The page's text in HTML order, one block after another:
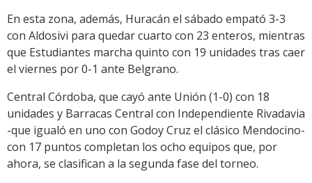
En esta zona, además, Huracán el sábado empató 3-3
con Aldosivi para quedar cuarto con 23 enteros, mientras
que Estudiantes marcha quinto con 19 unidades tras caer
el viernes por 0-1 ante Belgrano.
Central Córdoba, que cayó ante Unión (1-0) con 18
unidades y Barracas Central con Independiente Rivadavia
-que igualó en uno con Godoy Cruz el clásico Mendocino-
con 17 puntos completan los ocho equipos que, por
ahora, se clasifican a la segunda fase del torneo.